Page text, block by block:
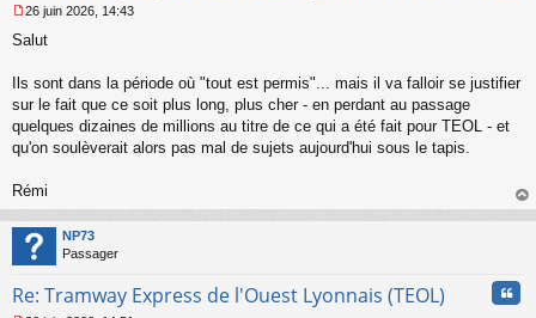
e
s
g
e
n
n
u
26 juin 2026, 14:43
Salut
Ils sont dans la période où "tout est permis"... mais il va falloir se justifier
sur le fait que ce soit plus long, plus cher - en perdant au passage
quelques dizaines de millions au titre de ce qui a été fait pour TEOL - et
qu'on soulèverait alors pas mal de sujets aujourd'hui sous le tapis.
Rémi
au
NP73
Passager
Re: Tramway Express de l'Ouest Lyonnais (TEOL)